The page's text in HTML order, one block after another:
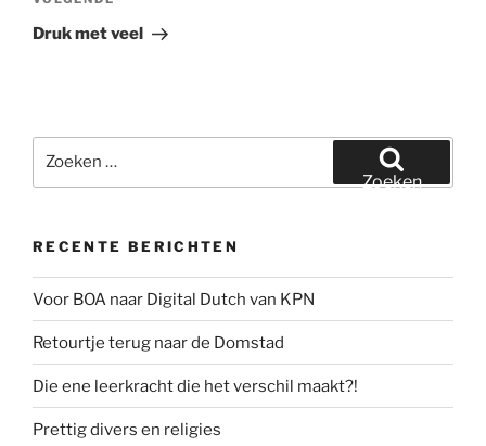
bericht
Druk met veel
naar:
Zoeken
RECENTE BERICHTEN
Voor BOA naar Digital Dutch van KPN
Retourtje terug naar de Domstad
Die ene leerkracht die het verschil maakt?!
Prettig divers en religies